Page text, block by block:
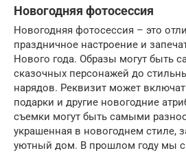
Новогодняя фотосессия
Новогодняя фотосессия – это
праздничное настроение и
Нового года. Образы могут быть
сказочных персонажей до
нарядов. Реквизит может
подарки и другие новогодние
съемки могут быть самыми
украшенная в новогоднем стиле,
уютный дом. В прошлом году мы с